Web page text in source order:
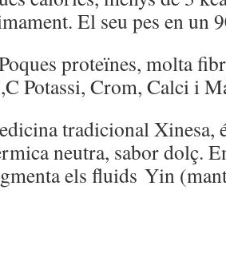
El seu pes en un
proteïnes, molta
Potassi, Crom, Calci i
tradicional Xinesa,
neutra, sabor dolç.
els fluids Yin